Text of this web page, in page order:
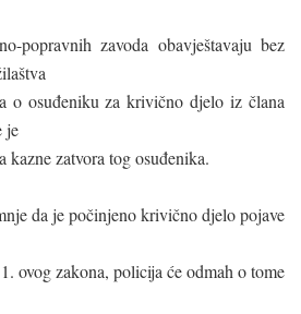
popravnih zavoda obavještavaju bez
o osuđeniku za krivično djelo iz člana
je
kazne zatvora tog osuđenika.
da je počinjeno krivično djelo pojave
ovog zakona, policija će odmah o tome